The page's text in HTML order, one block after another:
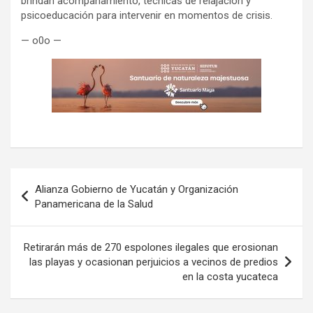
psicoeducación para intervenir en momentos de crisis.
— o0o —
de
entradas
Alianza Gobierno de Yucatán y Organización
Panamericana de la Salud
Retirarán más de 270 espolones ilegales que erosionan
las playas y ocasionan perjuicios a vecinos de predios
en la costa yucateca